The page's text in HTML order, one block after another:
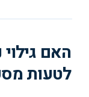
האם
לטעות